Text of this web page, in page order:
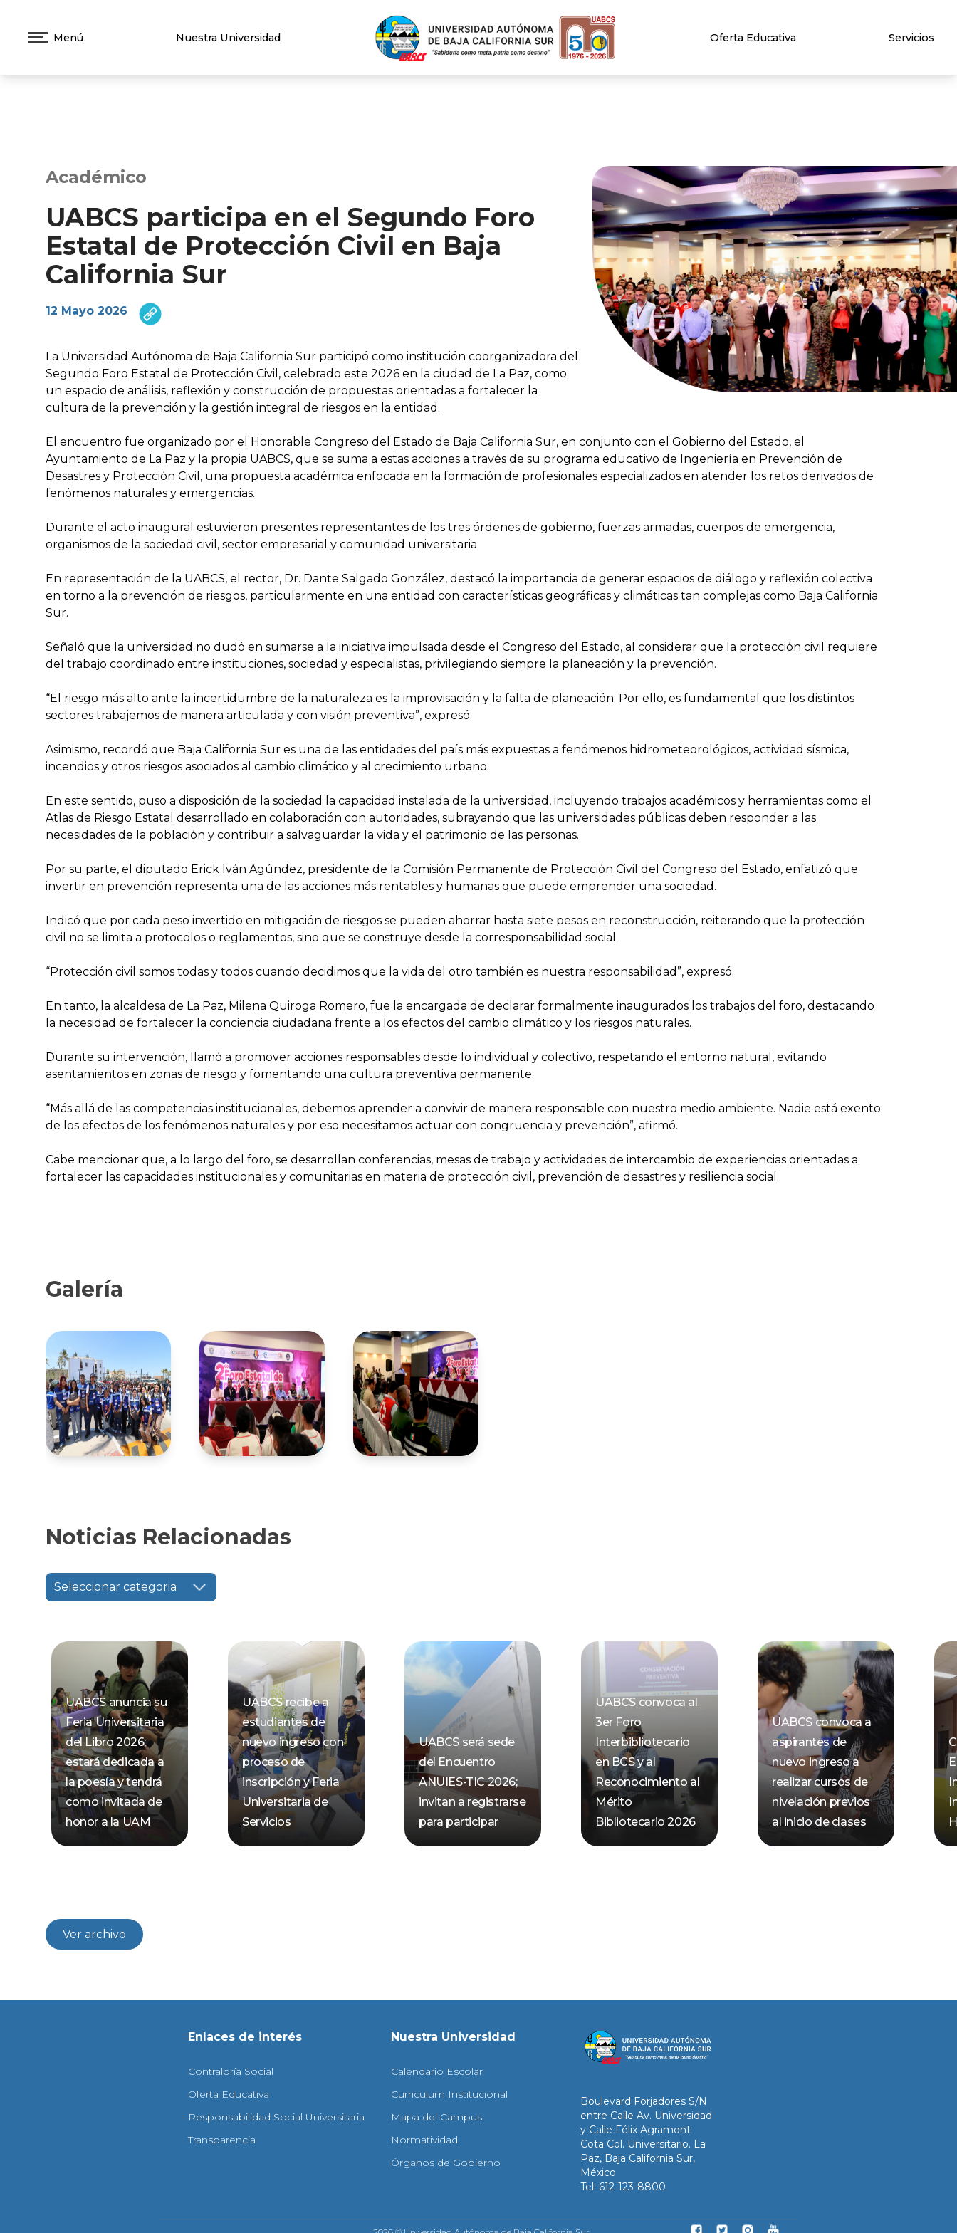
Menú Nuestra Universidad Oferta Educativa Servicios
Académico
UABCS participa en el Segundo Foro
Estatal de Protección Civil en Baja
California Sur
12 Mayo 2026
La Universidad Autónoma de Baja California Sur participó como institución coorganizadora del
Segundo Foro Estatal de Protección Civil, celebrado este 2026 en la ciudad de La Paz, como
un espacio de análisis, reflexión y construcción de propuestas orientadas a fortalecer la
cultura de la prevención y la gestión integral de riesgos en la entidad.
El encuentro fue organizado por el Honorable Congreso del Estado de Baja California Sur, en conjunto con el Gobierno del Estado, el
Ayuntamiento de La Paz y la propia UABCS, que se suma a estas acciones a través de su programa educativo de Ingeniería en Prevención de
Desastres y Protección Civil, una propuesta académica enfocada en la formación de profesionales especializados en atender los retos derivados de
fenómenos naturales y emergencias.
Durante el acto inaugural estuvieron presentes representantes de los tres órdenes de gobierno, fuerzas armadas, cuerpos de emergencia,
organismos de la sociedad civil, sector empresarial y comunidad universitaria.
En representación de la UABCS, el rector, Dr. Dante Salgado González, destacó la importancia de generar espacios de diálogo y reflexión colectiva
en torno a la prevención de riesgos, particularmente en una entidad con características geográficas y climáticas tan complejas como Baja California
Sur.
Señaló que la universidad no dudó en sumarse a la iniciativa impulsada desde el Congreso del Estado, al considerar que la protección civil requiere
del trabajo coordinado entre instituciones, sociedad y especialistas, privilegiando siempre la planeación y la prevención.
“El riesgo más alto ante la incertidumbre de la naturaleza es la improvisación y la falta de planeación. Por ello, es fundamental que los distintos
sectores trabajemos de manera articulada y con visión preventiva”, expresó.
Asimismo, recordó que Baja California Sur es una de las entidades del país más expuestas a fenómenos hidrometeorológicos, actividad sísmica,
incendios y otros riesgos asociados al cambio climático y al crecimiento urbano.
En este sentido, puso a disposición de la sociedad la capacidad instalada de la universidad, incluyendo trabajos académicos y herramientas como el
Atlas de Riesgo Estatal desarrollado en colaboración con autoridades, subrayando que las universidades públicas deben responder a las
necesidades de la población y contribuir a salvaguardar la vida y el patrimonio de las personas.
Por su parte, el diputado Erick Iván Agúndez, presidente de la Comisión Permanente de Protección Civil del Congreso del Estado, enfatizó que
invertir en prevención representa una de las acciones más rentables y humanas que puede emprender una sociedad.
Indicó que por cada peso invertido en mitigación de riesgos se pueden ahorrar hasta siete pesos en reconstrucción, reiterando que la protección
civil no se limita a protocolos o reglamentos, sino que se construye desde la corresponsabilidad social.
“Protección civil somos todas y todos cuando decidimos que la vida del otro también es nuestra responsabilidad”, expresó.
En tanto, la alcaldesa de La Paz, Milena Quiroga Romero, fue la encargada de declarar formalmente inaugurados los trabajos del foro, destacando
la necesidad de fortalecer la conciencia ciudadana frente a los efectos del cambio climático y los riesgos naturales.
Durante su intervención, llamó a promover acciones responsables desde lo individual y colectivo, respetando el entorno natural, evitando
asentamientos en zonas de riesgo y fomentando una cultura preventiva permanente.
“Más allá de las competencias institucionales, debemos aprender a convivir de manera responsable con nuestro medio ambiente. Nadie está exento
de los efectos de los fenómenos naturales y por eso necesitamos actuar con congruencia y prevención”, afirmó.
Cabe mencionar que, a lo largo del foro, se desarrollan conferencias, mesas de trabajo y actividades de intercambio de experiencias orientadas a
fortalecer las capacidades institucionales y comunitarias en materia de protección civil, prevención de desastres y resiliencia social.
Galería
Noticias Relacionadas
Seleccionar categoria
UABCS anuncia su
Feria Universitaria
del Libro 2026;
estará dedicada a
la poesía y tendrá
como invitada de
honor a la UAM
UABCS recibe a
estudiantes de
nuevo ingreso con
proceso de
inscripción y Feria
Universitaria de
Servicios
UABCS será sede
del Encuentro
ANUIES-TIC 2026;
invitan a registrarse
para participar
UABCS convoca al
3er Foro
Interbibliotecario
en BCS y al
Reconocimiento al
Mérito
Bibliotecario 2026
UABCS convoca a
aspirantes de
nuevo ingreso a
realizar cursos de
nivelación previos
al inicio de clases
Ver archivo
Enlaces de interés
Contraloría Social
Oferta Educativa
Responsabilidad Social Universitaria
Transparencia
Nuestra Universidad
Calendario Escolar
Curriculum Institucional
Mapa del Campus
Normatividad
Órganos de Gobierno
Boulevard Forjadores S/N
entre Calle Av. Universidad
y Calle Félix Agramont
Cota Col. Universitario. La
Paz, Baja California Sur,
México
Tel: 612-123-8800